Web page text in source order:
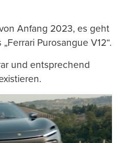
Anfang 2023, es geht
Purosangue V12“.
und entsprechend